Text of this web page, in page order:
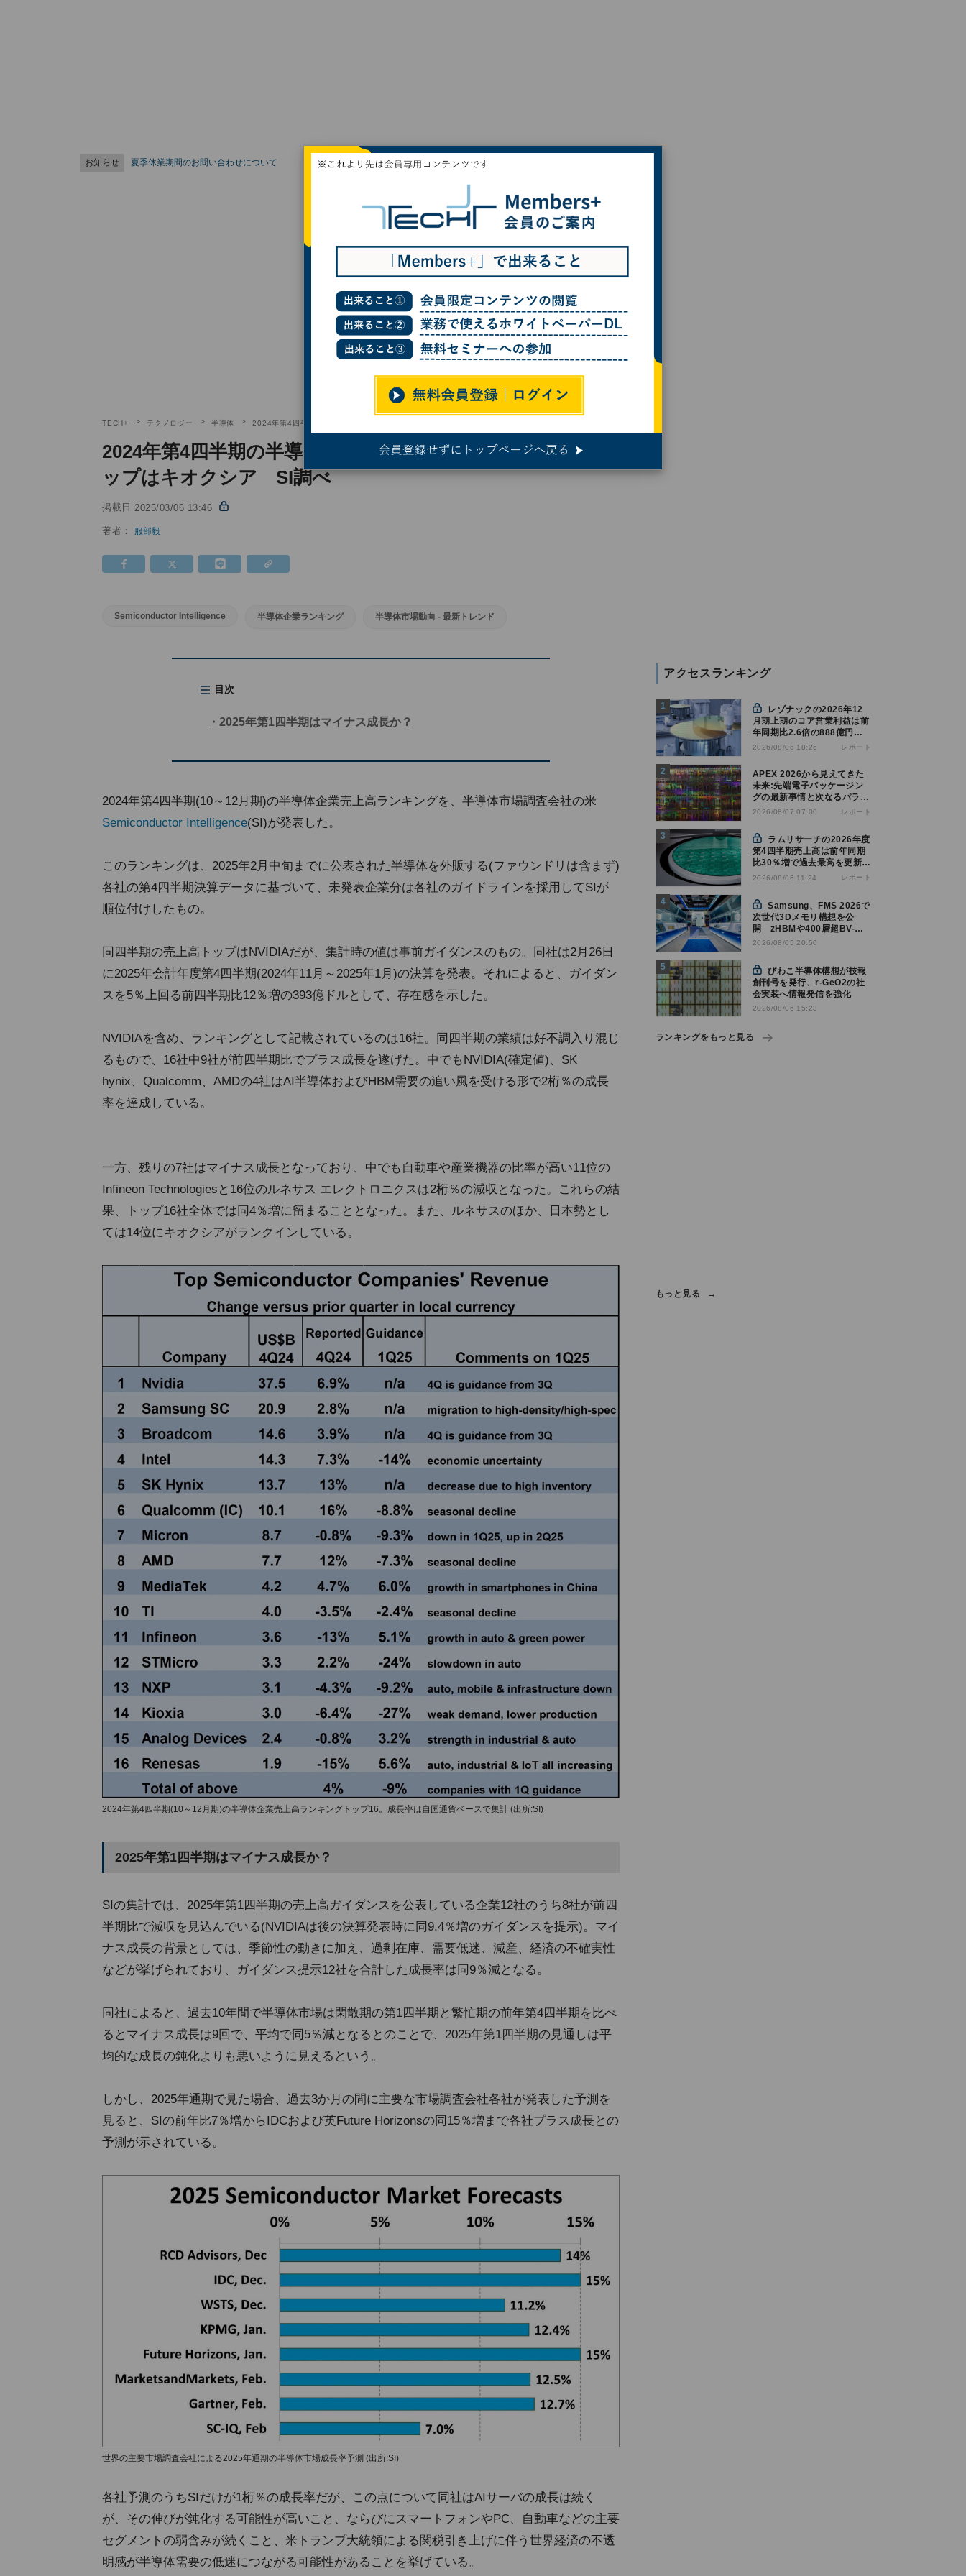
お知らせ 夏季休業期間のお問い合わせについて
TECH+ テクノロジー 半導体 2024年第4四半期の半導体企業売上高ランキング、日本勢トップはキオクシア SI調べ
2024年第4四半期の半導体企業売上高ランキング、日本勢ト
ップはキオクシア SI調べ
掲載日 2025/03/06 13:46
著者： 服部毅
Semiconductor Intelligence 半導体企業ランキング 半導体市場動向 - 最新トレンド
目次
2025年第1四半期はマイナス成長か？
2024年第4四半期(10～12月期)の半導体企業売上高ランキングを、半導体市場調査会社の米
Semiconductor Intelligence(SI)が発表した。
このランキングは、2025年2月中旬までに公表された半導体を外販する(ファウンドリは含まず)
各社の第4四半期決算データに基づいて、未発表企業分は各社のガイドラインを採用してSIが
順位付けしたもの。
同四半期の売上高トップはNVIDIAだが、集計時の値は事前ガイダンスのもの。同社は2月26日
に2025年会計年度第4四半期(2024年11月～2025年1月)の決算を発表。それによると、ガイダン
スを5％上回る前四半期比12％増の393億ドルとして、存在感を示した。
NVIDIAを含め、ランキングとして記載されているのは16社。同四半期の業績は好不調入り混じ
るもので、16社中9社が前四半期比でプラス成長を遂げた。中でもNVIDIA(確定値)、SK
hynix、Qualcomm、AMDの4社はAI半導体およびHBM需要の追い風を受ける形で2桁％の成長
率を達成している。
一方、残りの7社はマイナス成長となっており、中でも自動車や産業機器の比率が高い11位の
Infineon Technologiesと16位のルネサス エレクトロニクスは2桁％の減収となった。これらの結
果、トップ16社全体では同4％増に留まることとなった。また、ルネサスのほか、日本勢とし
ては14位にキオクシアがランクインしている。
2024年第4四半期(10～12月期)の半導体企業売上高ランキングトップ16。成長率は自国通貨ベースで集計 (出所:SI)
2025年第1四半期はマイナス成長か？
SIの集計では、2025年第1四半期の売上高ガイダンスを公表している企業12社のうち8社が前四
半期比で減収を見込んでいる(NVIDIAは後の決算発表時に同9.4％増のガイダンスを提示)。マイ
ナス成長の背景としては、季節性の動きに加え、過剰在庫、需要低迷、減産、経済の不確実性
などが挙げられており、ガイダンス提示12社を合計した成長率は同9％減となる。
同社によると、過去10年間で半導体市場は閑散期の第1四半期と繁忙期の前年第4四半期を比べ
るとマイナス成長は9回で、平均で同5％減となるとのことで、2025年第1四半期の見通しは平
均的な成長の鈍化よりも悪いように見えるという。
しかし、2025年通期で見た場合、過去3か月の間に主要な市場調査会社各社が発表した予測を
見ると、SIの前年比7％増からIDCおよび英Future Horizonsの同15％増まで各社プラス成長との
予測が示されている。
世界の主要市場調査会社による2025年通期の半導体市場成長率予測 (出所:SI)
各社予測のうちSIだけが1桁％の成長率だが、この点について同社はAIサーバの成長は続く
が、その伸びが鈍化する可能性が高いこと、ならびにスマートフォンやPC、自動車などの主要
セグメントの弱含みが続くこと、米トランプ大統領による関税引き上げに伴う世界経済の不透
明感が半導体需要の低迷につながる可能性があることを挙げている。
アクセスランキング
月期上期のコア営業利益は前
年同期比2.6倍の888億円、
AI向け半導体材料が好調
2026/08/06 18:26 レポート
APEX 2026から見えてきた
未来:先端電子パッケージン
グの最新事情と次なるパラダ
イムシフト
2026/08/07 07:00 レポート
第4四半期売上高は前年同期
比30％増で過去最高を更新、
NAND関連が好調
2026/08/06 11:24 レポート
Samsung、FMS 2026で
次世代3Dメモリ構想を公
開 zHBMや400層超BV-
NANDを披露
2026/08/05 20:50
びわこ半導体構想が技報
創刊号を発行、r-GeO2の社
会実装へ情報発信を強化
2026/08/06 15:23
ランキングをもっと見る
もっと見る